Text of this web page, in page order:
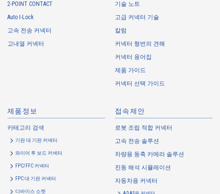
The Company uses cookies and other tracking technologies (e.g.,
web beacons) to collect information about your access history and
usage status on this website, including identifiers such as IP
information of Customers’ member services held by the Company.
Cookie information that is associated with personal information will be
handled in accordance with the following and the Cookie Policy.
2. Purposes of Use of Personal Information
The purposes of use of personal information acquired by the Company
are as follows: The Company may change the following purposes of
use to the extent which is deemed relevant, and in the event of such a
change, the Company shall notify or publicly announce the changed
purposes of use to the relevant person of the Customers, etc.
Customer Information
2-POINT CONTACT
Auto I-Lock
고속 전송 커넥터
고내열 커넥터
기술 노트
고급 커넥터 기술
칼럼
커넥터 형번의 견해
커넥터 용어집
제품 가이드
커넥터 선택 가이드
제품정보
카테고리 검색
기판 대 기판 커넥터
와이어 투 보드 커넥터
FPC/FFC 커넥터
FPC 대 기판 커넥터
디바이스 소켓
접속제안
로봇 조립 적합 커넥터
고속 전송 솔루션
차량용 동축 카메라 솔루션
진동 해석 시뮬레이션
자동차용 커넥터